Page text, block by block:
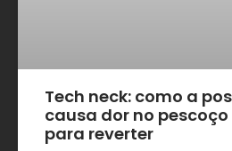
Tech neck: como a
causa dor no pescoço
para reverter